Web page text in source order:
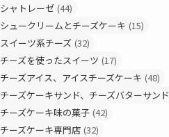
シャトレーゼ (44)
シュークリームとチーズケーキ (15)
スイーツ系チーズ (32)
チーズを使ったスイーツ (17)
チーズアイス、アイスチーズケーキ (48)
チーズケーキサンド、チーズバターサンド
チーズケーキ味の菓子 (42)
チーズケーキ専門店 (32)